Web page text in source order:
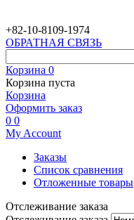
+82-10-8109-1974
ОБРАТНАЯ СВЯЗЬ
Корзина 0
Корзина пуста
Корзина
Оформить заказ
0 0
My Account
Заказы
Список сравнения
Отложенные товары
Отслеживание заказа